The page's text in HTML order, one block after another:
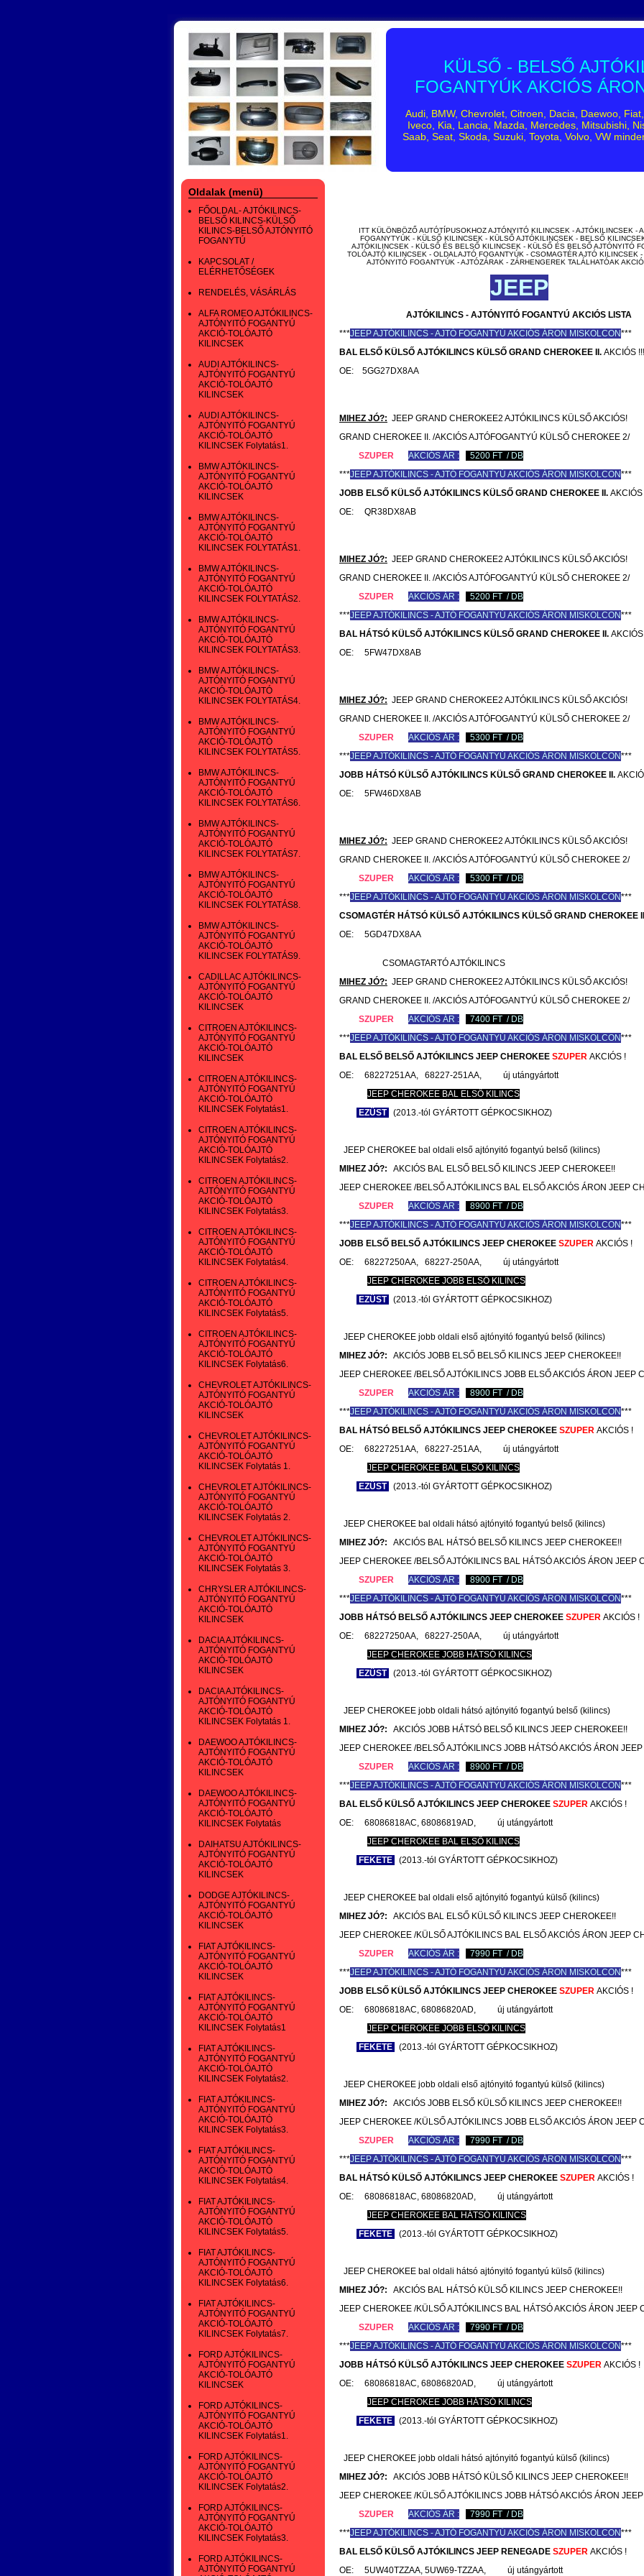
KÜLSŐ - BELSŐ
FOGANTYÚK AKCIÓS
Audi, BMW, Chevrolet, Citroen, Dacia, Daewoo,
Iveco, Kia, Lancia, Mazda, Mercedes, Mitsubishi,
Saab, Seat, Skoda, Suzuki, Toyota, Volvo, VW
Oldalak (menü)
FŐOLDAL- AJTÓKILINCS-
BELSŐ KILINCS-KÜLSŐ
KILINCS-BELSŐ AJTÓNYITÓ
FOGANYTÚ
KAPCSOLAT /
ELÉRHETŐSÉGEK
RENDELÉS, VÁSÁRLÁS
ALFA ROMEO AJTÓKILINCS-
AJTÓNYITÓ FOGANTYÚ
AKCIÓ-TOLÓAJTÓ
KILINCSEK
AUDI AJTÓKILINCS-
AJTÓNYITÓ FOGANTYÚ
AKCIÓ-TOLÓAJTÓ
KILINCSEK
AUDI AJTÓKILINCS-
AJTÓNYITÓ FOGANTYÚ
AKCIÓ-TOLÓAJTÓ
KILINCSEK Folytatás1.
BMW AJTÓKILINCS-
AJTÓNYITÓ FOGANTYÚ
AKCIÓ-TOLÓAJTÓ
KILINCSEK
BMW AJTÓKILINCS-
AJTÓNYITÓ FOGANTYÚ
AKCIÓ-TOLÓAJTÓ
KILINCSEK FOLYTATÁS1.
BMW AJTÓKILINCS-
AJTÓNYITÓ FOGANTYÚ
AKCIÓ-TOLÓAJTÓ
KILINCSEK FOLYTATÁS2.
BMW AJTÓKILINCS-
AJTÓNYITÓ FOGANTYÚ
AKCIÓ-TOLÓAJTÓ
KILINCSEK FOLYTATÁS3.
BMW AJTÓKILINCS-
AJTÓNYITÓ FOGANTYÚ
AKCIÓ-TOLÓAJTÓ
KILINCSEK FOLYTATÁS4.
BMW AJTÓKILINCS-
AJTÓNYITÓ FOGANTYÚ
AKCIÓ-TOLÓAJTÓ
KILINCSEK FOLYTATÁS5.
BMW AJTÓKILINCS-
AJTÓNYITÓ FOGANTYÚ
AKCIÓ-TOLÓAJTÓ
KILINCSEK FOLYTATÁS6.
BMW AJTÓKILINCS-
AJTÓNYITÓ FOGANTYÚ
AKCIÓ-TOLÓAJTÓ
KILINCSEK FOLYTATÁS7.
BMW AJTÓKILINCS-
AJTÓNYITÓ FOGANTYÚ
AKCIÓ-TOLÓAJTÓ
KILINCSEK FOLYTATÁS8.
BMW AJTÓKILINCS-
AJTÓNYITÓ FOGANTYÚ
AKCIÓ-TOLÓAJTÓ
KILINCSEK FOLYTATÁS9.
CADILLAC AJTÓKILINCS-
AJTÓNYITÓ FOGANTYÚ
AKCIÓ-TOLÓAJTÓ
KILINCSEK
CITROEN AJTÓKILINCS-
AJTÓNYITÓ FOGANTYÚ
AKCIÓ-TOLÓAJTÓ
KILINCSEK
CITROEN AJTÓKILINCS-
AJTÓNYITÓ FOGANTYÚ
AKCIÓ-TOLÓAJTÓ
KILINCSEK Folytatás1.
CITROEN AJTÓKILINCS-
AJTÓNYITÓ FOGANTYÚ
AKCIÓ-TOLÓAJTÓ
KILINCSEK Folytatás2.
CITROEN AJTÓKILINCS-
AJTÓNYITÓ FOGANTYÚ
AKCIÓ-TOLÓAJTÓ
KILINCSEK Folytatás3.
CITROEN AJTÓKILINCS-
AJTÓNYITÓ FOGANTYÚ
AKCIÓ-TOLÓAJTÓ
KILINCSEK Folytatás4.
CITROEN AJTÓKILINCS-
AJTÓNYITÓ FOGANTYÚ
AKCIÓ-TOLÓAJTÓ
KILINCSEK Folytatás5.
CITROEN AJTÓKILINCS-
AJTÓNYITÓ FOGANTYÚ
AKCIÓ-TOLÓAJTÓ
KILINCSEK Folytatás6.
CHEVROLET AJTÓKILINCS-
AJTÓNYITÓ FOGANTYÚ
AKCIÓ-TOLÓAJTÓ
KILINCSEK
CHEVROLET AJTÓKILINCS-
AJTÓNYITÓ FOGANTYÚ
AKCIÓ-TOLÓAJTÓ
KILINCSEK Folytatás 1.
CHEVROLET AJTÓKILINCS-
AJTÓNYITÓ FOGANTYÚ
AKCIÓ-TOLÓAJTÓ
KILINCSEK Folytatás 2.
CHEVROLET AJTÓKILINCS-
AJTÓNYITÓ FOGANTYÚ
AKCIÓ-TOLÓAJTÓ
KILINCSEK Folytatás 3.
CHRYSLER AJTÓKILINCS-
AJTÓNYITÓ FOGANTYÚ
AKCIÓ-TOLÓAJTÓ
KILINCSEK
DACIA AJTÓKILINCS-
AJTÓNYITÓ FOGANTYÚ
AKCIÓ-TOLÓAJTÓ
KILINCSEK
DACIA AJTÓKILINCS-
AJTÓNYITÓ FOGANTYÚ
AKCIÓ-TOLÓAJTÓ
KILINCSEK Folytatás 1.
DAEWOO AJTÓKILINCS-
AJTÓNYITÓ FOGANTYÚ
AKCIÓ-TOLÓAJTÓ
KILINCSEK
DAEWOO AJTÓKILINCS-
AJTÓNYITÓ FOGANTYÚ
AKCIÓ-TOLÓAJTÓ
KILINCSEK Folytatás
DAIHATSU AJTÓKILINCS-
AJTÓNYITÓ FOGANTYÚ
AKCIÓ-TOLÓAJTÓ
KILINCSEK
DODGE AJTÓKILINCS-
AJTÓNYITÓ FOGANTYÚ
AKCIÓ-TOLÓAJTÓ
KILINCSEK
FIAT AJTÓKILINCS-
AJTÓNYITÓ FOGANTYÚ
AKCIÓ-TOLÓAJTÓ
KILINCSEK
FIAT AJTÓKILINCS-
AJTÓNYITÓ FOGANTYÚ
AKCIÓ-TOLÓAJTÓ
KILINCSEK Folytatás1
FIAT AJTÓKILINCS-
AJTÓNYITÓ FOGANTYÚ
AKCIÓ-TOLÓAJTÓ
KILINCSEK Folytatás2.
FIAT AJTÓKILINCS-
AJTÓNYITÓ FOGANTYÚ
AKCIÓ-TOLÓAJTÓ
KILINCSEK Folytatás3.
FIAT AJTÓKILINCS-
AJTÓNYITÓ FOGANTYÚ
AKCIÓ-TOLÓAJTÓ
KILINCSEK Folytatás4.
FIAT AJTÓKILINCS-
AJTÓNYITÓ FOGANTYÚ
AKCIÓ-TOLÓAJTÓ
KILINCSEK Folytatás5.
FIAT AJTÓKILINCS-
AJTÓNYITÓ FOGANTYÚ
AKCIÓ-TOLÓAJTÓ
KILINCSEK Folytatás6.
FIAT AJTÓKILINCS-
AJTÓNYITÓ FOGANTYÚ
AKCIÓ-TOLÓAJTÓ
KILINCSEK Folytatás7.
FORD AJTÓKILINCS-
AJTÓNYITÓ FOGANTYÚ
AKCIÓ-TOLÓAJTÓ
KILINCSEK
FORD AJTÓKILINCS-
AJTÓNYITÓ FOGANTYÚ
AKCIÓ-TOLÓAJTÓ
KILINCSEK Folytatás1.
FORD AJTÓKILINCS-
AJTÓNYITÓ FOGANTYÚ
AKCIÓ-TOLÓAJTÓ
KILINCSEK Folytatás2.
FORD AJTÓKILINCS-
AJTÓNYITÓ FOGANTYÚ
AKCIÓ-TOLÓAJTÓ
KILINCSEK Folytatás3.
FORD AJTÓKILINCS-
AJTÓNYITÓ FOGANTYÚ
ITT KÜLÖNBÖZŐ AUTÓTÍPUSOKHOZ AJTÓNYITÓ KILINCSEK - AJTÓKILINCSEK -
FOGANYTYÚK - KÜLSŐ KILINCSEK - KÜLSŐ AJTÓKILINCSEK - BELSŐ
AJTÓKILINCSEK - KÜLSŐ ÉS BELSŐ KILINCSEK - KÜLSŐ ÉS BELSŐ AJTÓNYITÓ
TOLÓAJTÓ KILINCSEK - OLDALAJTÓ FOGANTYÚK - CSOMAGTÉR AJTÓ KILINCSEK -
AJTÓNYITÓ FOGANTYÚK - AJTÓZÁRAK - ZÁRHENGEREK TALÁLHATÓAK
JEEP
AJTÓKILINCS - AJTÓNYITÓ FOGANTYÚ AKCIÓS LISTA
***JEEPAJTÓKILINCS - AJTÓ FOGANTYÚ AKCIÓS ÁRON MISKOLCON***
BAL ELSŐ KÜLSŐ AJTÓKILINCS KÜLSŐ GRAND CHEROKEE II. AKCIÓS !!!
OE: 5GG27DX8AA
MIHEZ JÓ?: JEEP GRAND CHEROKEE2 AJTÓKILINCS KÜLSŐ AKCIÓS!
GRAND CHEROKEE II. /AKCIÓS AJTÓFOGANTYÚ KÜLSŐ CHEROKEE 2/
SZUPER
AKCIÓS ÁR :
5200 FT / DB
***JEEPAJTÓKILINCS - AJTÓ FOGANTYÚ AKCIÓS ÁRON MISKOLCON***
JOBB ELSŐ KÜLSŐ AJTÓKILINCS KÜLSŐ GRAND CHEROKEE II. AKCIÓS
OE: QR38DX8AB
MIHEZ JÓ?: JEEP GRAND CHEROKEE2 AJTÓKILINCS KÜLSŐ AKCIÓS!
GRAND CHEROKEE II. /AKCIÓS AJTÓFOGANTYÚ KÜLSŐ CHEROKEE 2/
SZUPER
AKCIÓS ÁR :
5200 FT / DB
***JEEPAJTÓKILINCS - AJTÓ FOGANTYÚ AKCIÓS ÁRON MISKOLCON***
BAL HÁTSÓ KÜLSŐ AJTÓKILINCS KÜLSŐ GRAND CHEROKEE II.
OE: 5FW47DX8AB
MIHEZ JÓ?: JEEP GRAND CHEROKEE2 AJTÓKILINCS KÜLSŐ AKCIÓS!
GRAND CHEROKEE II. /AKCIÓS AJTÓFOGANTYÚ KÜLSŐ CHEROKEE 2/
SZUPER
AKCIÓS ÁR :
5300 FT / DB
***JEEPAJTÓKILINCS - AJTÓ FOGANTYÚ AKCIÓS ÁRON MISKOLCON***
JOBB HÁTSÓ KÜLSŐ AJTÓKILINCS KÜLSŐ GRAND CHEROKEE II.
OE: 5FW46DX8AB
MIHEZ JÓ?: JEEP GRAND CHEROKEE2 AJTÓKILINCS KÜLSŐ AKCIÓS!
GRAND CHEROKEE II. /AKCIÓS AJTÓFOGANTYÚ KÜLSŐ CHEROKEE 2/
SZUPER
AKCIÓS ÁR :
5300 FT / DB
***JEEPAJTÓKILINCS - AJTÓ FOGANTYÚ AKCIÓS ÁRON MISKOLCON***
CSOMAGTÉR HÁTSÓ KÜLSŐ AJTÓKILINCS KÜLSŐ GRAND CHEROKEE
OE: 5GD47DX8AA
CSOMAGTARTÓ AJTÓKILINCS
MIHEZ JÓ?: JEEP GRAND CHEROKEE2 AJTÓKILINCS KÜLSŐ AKCIÓS!
GRAND CHEROKEE II. /AKCIÓS AJTÓFOGANTYÚ KÜLSŐ CHEROKEE 2/
SZUPER
AKCIÓS ÁR :
7400 FT / DB
***JEEPAJTÓKILINCS - AJTÓ FOGANTYÚ AKCIÓS ÁRON MISKOLCON***
BAL ELSŐ BELSŐ AJTÓKILINCS JEEP CHEROKEE SZUPER AKCIÓS !
OE: 68227251AA, 68227-251AA, új utángyártott
JEEP CHEROKEE BAL ELSŐ KILINCS
EZÜST (2013.-tól GYÁRTOTT GÉPKOCSIKHOZ)
JEEP CHEROKEE bal oldali első ajtónyitó fogantyú belső (kilincs)
MIHEZ JÓ?: AKCIÓS BAL ELSŐ BELSŐ KILINCS JEEP CHEROKEE!!
JEEP CHEROKEE /BELSŐ AJTÓKILINCS BAL ELSŐ AKCIÓS ÁRON JEEP
SZUPER
AKCIÓS ÁR :
8900 FT / DB
***JEEPAJTÓKILINCS - AJTÓ FOGANTYÚ AKCIÓS ÁRON MISKOLCON***
JOBB ELSŐ BELSŐ AJTÓKILINCS JEEP CHEROKEE SZUPER AKCIÓS !
OE: 68227250AA, 68227-250AA, új utángyártott
JEEP CHEROKEE JOBB ELSŐ KILINCS
EZÜST (2013.-tól GYÁRTOTT GÉPKOCSIKHOZ)
JEEP CHEROKEE jobb oldali első ajtónyitó fogantyú belső (kilincs)
MIHEZ JÓ?: AKCIÓS JOBB ELSŐ BELSŐ KILINCS JEEP CHEROKEE!!
JEEP CHEROKEE /BELSŐ AJTÓKILINCS JOBB ELSŐ AKCIÓS ÁRON JEEP
SZUPER
AKCIÓS ÁR :
8900 FT / DB
***JEEPAJTÓKILINCS - AJTÓ FOGANTYÚ AKCIÓS ÁRON MISKOLCON***
BAL HÁTSÓ BELSŐ AJTÓKILINCS JEEP CHEROKEE SZUPER AKCIÓS !
OE: 68227251AA, 68227-251AA, új utángyártott
JEEP CHEROKEE BAL ELSŐ KILINCS
EZÜST (2013.-tól GYÁRTOTT GÉPKOCSIKHOZ)
JEEP CHEROKEE bal oldali hátsó ajtónyitó fogantyú belső (kilincs)
MIHEZ JÓ?: AKCIÓS BAL HÁTSÓ BELSŐ KILINCS JEEP CHEROKEE!!
JEEP CHEROKEE /BELSŐ AJTÓKILINCS BAL HÁTSÓ AKCIÓS ÁRON JEEP
SZUPER
AKCIÓS ÁR :
8900 FT / DB
***JEEPAJTÓKILINCS - AJTÓ FOGANTYÚ AKCIÓS ÁRON MISKOLCON***
JOBB HÁTSÓ BELSŐ AJTÓKILINCS JEEP CHEROKEE SZUPER AKCIÓS !
OE: 68227250AA, 68227-250AA, új utángyártott
JEEP CHEROKEE JOBB HÁTSÓ KILINCS
EZÜST (2013.-tól GYÁRTOTT GÉPKOCSIKHOZ)
JEEP CHEROKEE jobb oldali hátsó ajtónyitó fogantyú belső (kilincs)
MIHEZ JÓ?: AKCIÓS JOBB HÁTSÓ BELSŐ KILINCS JEEP CHEROKEE!!
JEEP CHEROKEE /BELSŐ AJTÓKILINCS JOBB HÁTSÓ AKCIÓS ÁRON
SZUPER
AKCIÓS ÁR :
8900 FT / DB
***JEEPAJTÓKILINCS - AJTÓ FOGANTYÚ AKCIÓS ÁRON MISKOLCON***
BAL ELSŐ KÜLSŐ AJTÓKILINCS JEEP CHEROKEE SZUPER AKCIÓS !
OE: 68086818AC, 68086819AD, új utángyártott
JEEP CHEROKEE BAL ELSŐ KILINCS
FEKETE
(2013.-tól GYÁRTOTT GÉPKOCSIKHOZ)
JEEP CHEROKEE bal oldali első ajtónyitó fogantyú külső (kilincs)
MIHEZ JÓ?: AKCIÓS BAL ELSŐ KÜLSŐ KILINCS JEEP CHEROKEE!!
JEEP CHEROKEE /KÜLSŐ AJTÓKILINCS BAL ELSŐ AKCIÓS ÁRON JEEP
SZUPER
AKCIÓS ÁR :
7990 FT / DB
***JEEPAJTÓKILINCS - AJTÓ FOGANTYÚ AKCIÓS ÁRON MISKOLCON***
JOBB ELSŐ KÜLSŐ AJTÓKILINCS JEEP CHEROKEE SZUPER AKCIÓS !
OE: 68086818AC, 68086820AD, új utángyártott
JEEP CHEROKEE JOBB ELSŐ KILINCS
FEKETE
(2013.-tól GYÁRTOTT GÉPKOCSIKHOZ)
JEEP CHEROKEE jobb oldali első ajtónyitó fogantyú külső (kilincs)
MIHEZ JÓ?: AKCIÓS JOBB ELSŐ KÜLSŐ KILINCS JEEP CHEROKEE!!
JEEP CHEROKEE /KÜLSŐ AJTÓKILINCS JOBB ELSŐ AKCIÓS ÁRON JEEP
SZUPER
AKCIÓS ÁR :
7990 FT / DB
***JEEPAJTÓKILINCS - AJTÓ FOGANTYÚ AKCIÓS ÁRON MISKOLCON***
BAL HÁTSÓ KÜLSŐ AJTÓKILINCS JEEP CHEROKEE SZUPER AKCIÓS !
OE: 68086818AC, 68086820AD, új utángyártott
JEEP CHEROKEE BAL HÁTSÓ KILINCS
FEKETE
(2013.-tól GYÁRTOTT GÉPKOCSIKHOZ)
JEEP CHEROKEE bal oldali hátsó ajtónyitó fogantyú külső (kilincs)
MIHEZ JÓ?: AKCIÓS BAL HÁTSÓ KÜLSŐ KILINCS JEEP CHEROKEE!!
JEEP CHEROKEE /KÜLSŐ AJTÓKILINCS BAL HÁTSÓ AKCIÓS ÁRON JEEP
SZUPER
AKCIÓS ÁR :
7990 FT / DB
***JEEPAJTÓKILINCS - AJTÓ FOGANTYÚ AKCIÓS ÁRON MISKOLCON***
JOBB HÁTSÓ KÜLSŐ AJTÓKILINCS JEEP CHEROKEE SZUPER AKCIÓS !
OE: 68086818AC, 68086820AD, új utángyártott
JEEP CHEROKEE JOBB HÁTSÓ KILINCS
FEKETE
(2013.-tól GYÁRTOTT GÉPKOCSIKHOZ)
JEEP CHEROKEE jobb oldali hátsó ajtónyitó fogantyú külső (kilincs)
MIHEZ JÓ?: AKCIÓS JOBB HÁTSÓ KÜLSŐ KILINCS JEEP CHEROKEE!!
JEEP CHEROKEE /KÜLSŐ AJTÓKILINCS JOBB HÁTSÓ AKCIÓS ÁRON
SZUPER
AKCIÓS ÁR :
7990 FT / DB
***JEEPAJTÓKILINCS - AJTÓ FOGANTYÚ AKCIÓS ÁRON MISKOLCON***
BAL ELSŐ KÜLSŐ AJTÓKILINCS JEEP RENEGADE SZUPER AKCIÓS !
OE: 5UW40TZZAA, 5UW69-TZZAA, új utángyártott